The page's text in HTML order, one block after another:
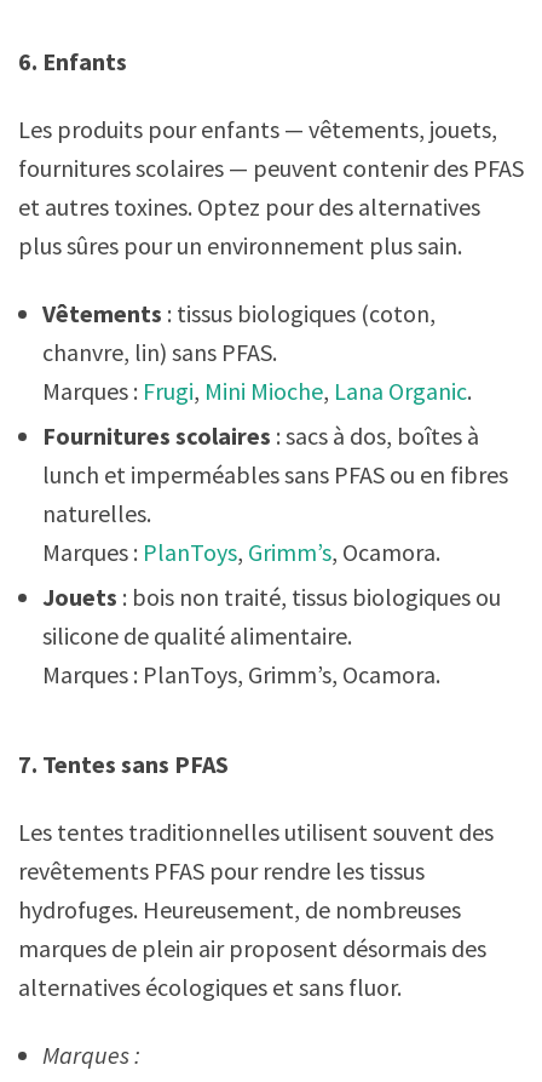
6. Enfants
Les produits pour enfants — vêtements, jouets,
fournitures scolaires — peuvent contenir des PFAS
et autres toxines. Optez pour des alternatives
plus sûres pour un environnement plus sain.
Vêtements : tissus biologiques (coton,
chanvre, lin) sans PFAS.
Marques : Frugi, Mini Mioche, Lana Organic.
Fournitures scolaires : sacs à dos, boîtes à
lunch et imperméables sans PFAS ou en fibres
naturelles.
Marques : PlanToys, Grimm’s, Ocamora.
Jouets : bois non traité, tissus biologiques ou
silicone de qualité alimentaire.
Marques : PlanToys, Grimm’s, Ocamora.
7. Tentes sans PFAS
Les tentes traditionnelles utilisent souvent des
revêtements PFAS pour rendre les tissus
hydrofuges. Heureusement, de nombreuses
marques de plein air proposent désormais des
alternatives écologiques et sans fluor.
Marques :